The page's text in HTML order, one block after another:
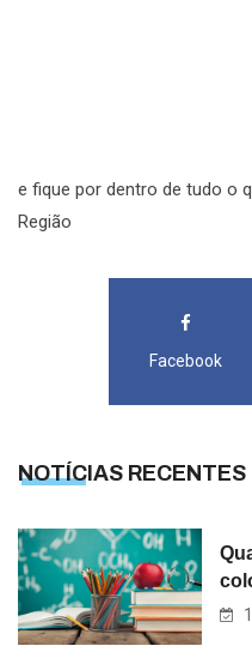
e fique por dentro de tudo o
Região
Facebook
NOTÍCIAS RECENTES